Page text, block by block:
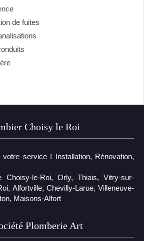
de fuites
Choisy le Roi
service ! Installation, Rénovation,
Choisy-le-Roi, Orly, Thiais, Vitry-sur-
Alfortville, Chevilly-Larue, Villeneuve-
Maisons-Alfort
Plomberie Art